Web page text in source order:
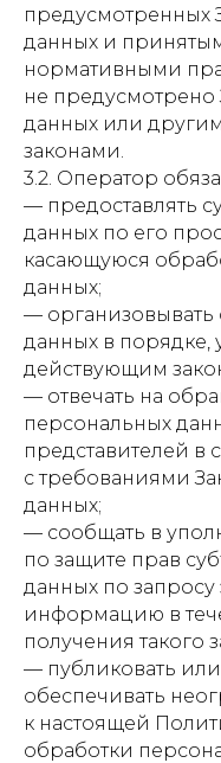
предусмотренных
данных и
нормативными
не
данных или
законами.
3.2. Оператор
— предоставлять
данных по его
касающуюся
данных;
— организовывать
данных в порядке,
действующим
— отвечать на
персональных
представителей в
с требованиями
данных;
— сообщать в
по защите прав
данных по
информацию в
получения такого
— публиковать
обеспечивать
к настоящей
обработки